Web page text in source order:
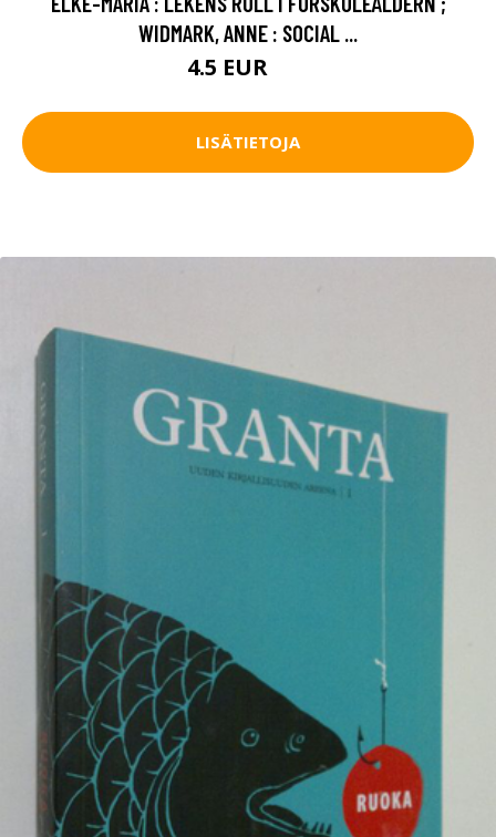
WIDMARK, ANNE : SOCIAL ...
4.5 EUR
LISÄTIETOJA